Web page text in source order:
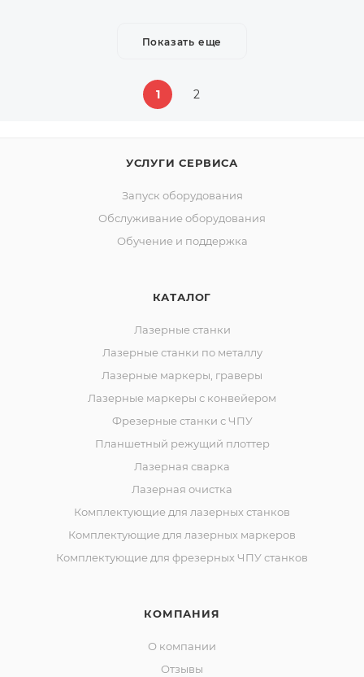
Показать еще
1 2
УСЛУГИ СЕРВИСА
Запуск оборудования
Обслуживание оборудования
Обучение и поддержка
КАТАЛОГ
Лазерные станки
Лазерные станки по металлу
Лазерные маркеры, граверы
Лазерные маркеры с конвейером
Фрезерные станки с ЧПУ
Планшетный режущий плоттер
Лазерная сварка
Лазерная очистка
Комплектующие для лазерных станков
Комплектующие для лазерных маркеров
Комплектующие для фрезерных ЧПУ станков
КОМПАНИЯ
О компании
Отзывы